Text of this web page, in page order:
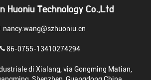
Huoniu Technology Co.,Ltd
nancy.wang@szhuoniu.cn
86-0755-13410274294
di Xialang, via Gongming Matian,